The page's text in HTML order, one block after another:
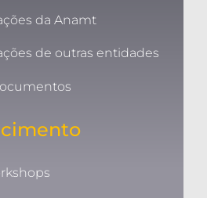
da Anamt
de outras entidades